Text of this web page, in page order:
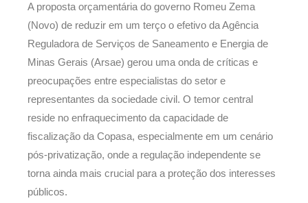
A proposta orçamentária do governo Romeu Zema
(Novo) de reduzir em um terço o efetivo da Agência
Reguladora de Serviços de Saneamento e Energia de
Minas Gerais (Arsae) gerou uma onda de críticas e
preocupações entre especialistas do setor e
representantes da sociedade civil. O temor central
reside no enfraquecimento da capacidade de
fiscalização da Copasa, especialmente em um cenário
pós-privatização, onde a regulação independente se
torna ainda mais crucial para a proteção dos interesses
públicos.